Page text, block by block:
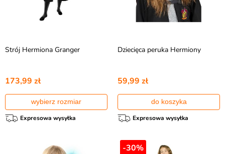
Strój Hermiona Granger
173,99 zł
wybierz rozmiar
Expresowa wysyłka
Dziecięca peruka Hermiony
59,99 zł
do koszyka
Expresowa wysyłka
-30%